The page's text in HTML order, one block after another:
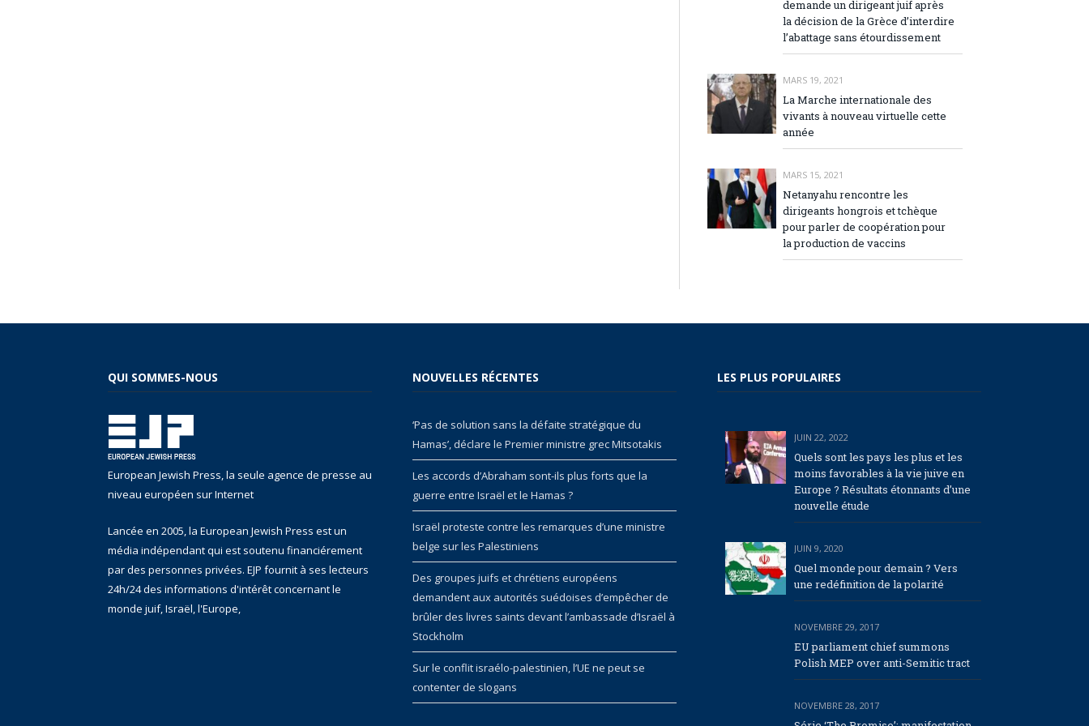
demande un dirigeant juif après
la décision de la Grèce d’interdire
l’abattage sans étourdissement
MARS 19, 2021
La Marche internationale des
vivants à nouveau virtuelle cette
année
MARS 15, 2021
Netanyahu rencontre les
dirigeants hongrois et tchèque
pour parler de coopération pour
la production de vaccins
QUI SOMMES-NOUS
European Jewish Press, la seule agence de presse au
niveau européen sur Internet
Lancée en 2005, la European Jewish Press est un
média indépendant qui est soutenu financiérement
par des personnes privées. EJP fournit à ses lecteurs
24h/24 des informations d'intérêt concernant le
monde juif, Israël, l'Europe,
NOUVELLES RÉCENTES
‘Pas de solution sans la défaite stratégique du
Hamas’, déclare le Premier ministre grec Mitsotakis
Les accords d’Abraham sont-ils plus forts que la
guerre entre Israël et le Hamas ?
Israël proteste contre les remarques d’une ministre
belge sur les Palestiniens
Des groupes juifs et chrétiens européens
demandent aux autorités suédoises d’empêcher de
brûler des livres saints devant l’ambassade d’Israël à
Stockholm
Sur le conflit israélo-palestinien, l’UE ne peut se
contenter de slogans
LES PLUS POPULAIRES
JUIN 22, 2022
Quels sont les pays les plus et les
moins favorables à la vie juive en
Europe ? Résultats étonnants d’une
nouvelle étude
JUIN 9, 2020
Quel monde pour demain ? Vers
une redéfinition de la polarité
NOVEMBRE 29, 2017
EU parliament chief summons
Polish MEP over anti-Semitic tract
NOVEMBRE 28, 2017